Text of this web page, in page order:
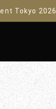
Tokyo 2026